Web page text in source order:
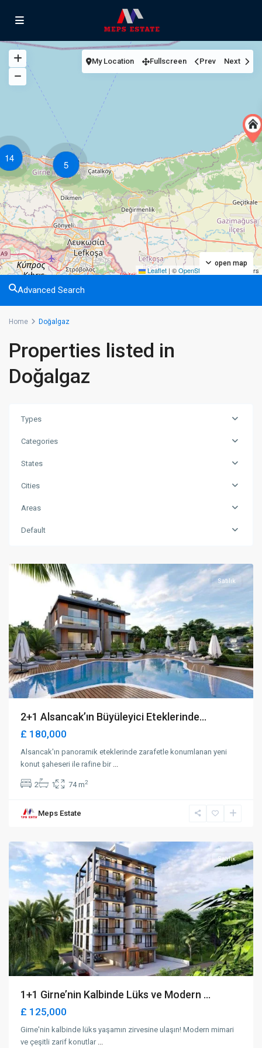
14
5
Leaflet | ©OpenStreetMap contributors
open map
My Location Fullscreen Prev Next
Advanced Search
Home Doğalgaz
Properties listed in
Doğalgaz
Types
Categories
States
Cities
Areas
Default
Satılık
2+1 Alsancak’ın Büyüleyici Eteklerinde...
£ 180,000
Alsancak'ın panoramik eteklerinde zarafetle konumlanan yeni
konut şaheseri ile rafine bir ...
2 1 74 m2
Meps Estate
Karakum,
Satılık
1+1 Girne’nin Kalbinde Lüks ve Modern ...
£ 125,000
Girne'nin kalbinde lüks yaşamın zirvesine ulaşın! Modern mimari
ve çeşitli zarif konutlar ...